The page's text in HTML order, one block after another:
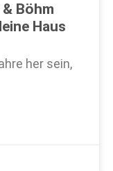
Böhm
Haus
her sein,